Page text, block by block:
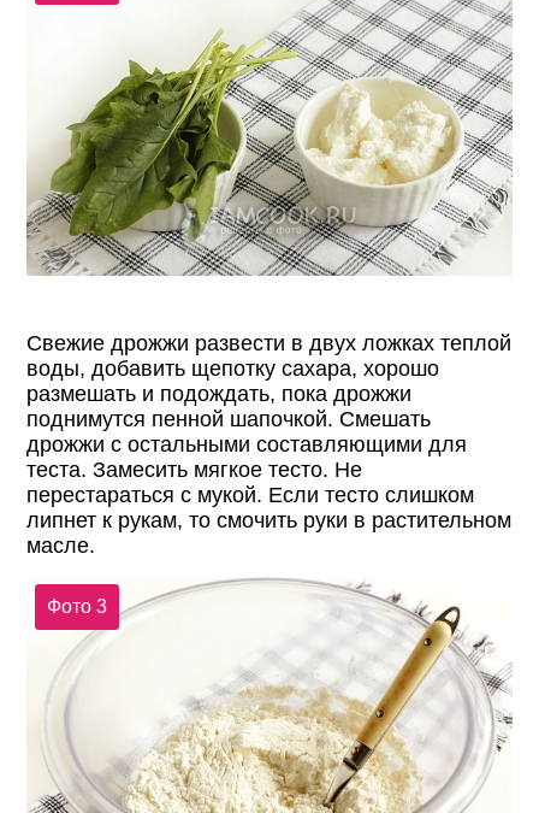
Свежие дрожжи развести в двух ложках теплой
воды, добавить щепотку сахара, хорошо
размешать и подождать, пока дрожжи
поднимутся пенной шапочкой. Смешать
дрожжи с остальными составляющими для
теста. Замесить мягкое тесто. Не
перестараться с мукой. Если тесто слишком
липнет к рукам, то смочить руки в растительном
масле.
Фото 3